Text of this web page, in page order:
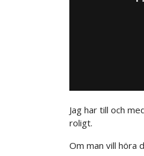
Jag har till och
roligt.
Om man vill höra